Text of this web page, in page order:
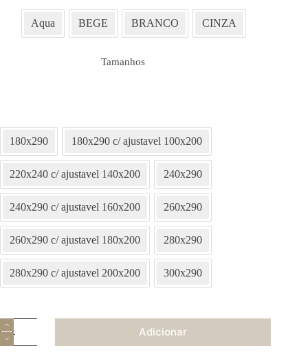
Aqua BEGE BRANCO CINZA
Tamanhos
180x290 180x290 c/ ajustavel 100x200
220x240 c/ ajustavel 140x200 240x290
240x290 c/ ajustavel 160x200 260x290
260x290 c/ ajustavel 180x200 280x290
280x290 c/ ajustavel 200x200 300x290
Quantidade
de
Jogo
Adicionar